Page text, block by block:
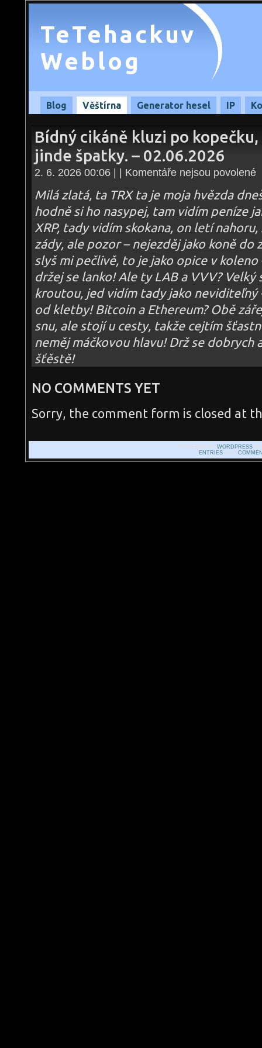
TeTehackuv
Weblog
Blog Věštírna Generator hesel IP
Bídný cikáně kluzi po
jinde špatky. – 02.06.2026
2. 6. 2026 00:06 | | Komentáře nejsou povolené
po
Milá zlatá, ta TRX ta je moja hvězda
hodně si ho nasypej, tam vidím peníze
XRP, tady vidím skokana, on letí
zády, ale pozor – nejezděj jako koně do
slyš mi pečlivě, to je jako opice v koleno
držej se lanko! Ale ty LAB a VVV? Velký
kroutou, jed vidím tady jako neviditeľný
od kletby! Bitcoin a Ethereum? Obě
snu, ale stojí u cesty, takže cejtím
neměj máčkovou hlavu! Drž se
šťěstě!
NO COMMENTS YET
Sorry, the comment form is closed at
POWERED BY WORDPRESS
ENTRIESAND